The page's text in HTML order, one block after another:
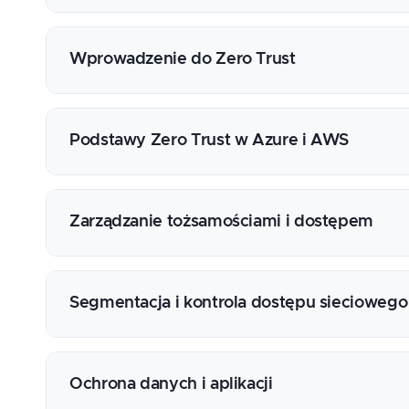
Wprowadzenie do Zero Trust
Główne zasady: „Never trust, always verify”
Podstawy Zero Trust w Azure i AWS
Architektury referencyjne Microsoft i AWS
Zarządzanie tożsamościami i dostępem
AWS IAM, Organizations, Identity Center
Segmentacja i kontrola dostępu sieciowego
AWS Network Firewall, Security Groups,
Ochrona danych i aplikacji